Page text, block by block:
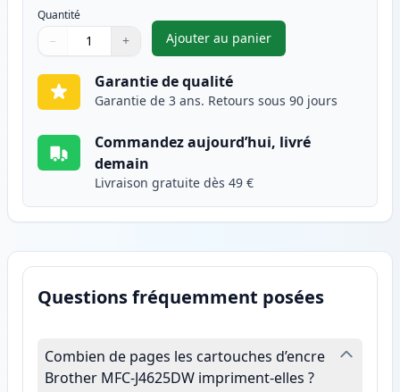
Quantité
Quantité
Utilisez les boutons pour ajuster
− +
Quantité
Ajouter au panier
,Pack de 2 Brother LC225Y
Garantie de qualité
Garantie de 3 ans. Retours sous 90 jours
Commandez aujourd’hui, livré
demain
Livraison gratuite dès 49 €
Questions fréquemment posées
Combien de pages les cartouches d’encre
Brother MFC-J4625DW impriment-elles ?